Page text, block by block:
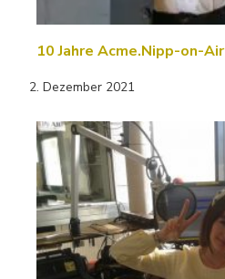
10 Jahre Acme.Nipp-on-Air
2. Dezember 2021